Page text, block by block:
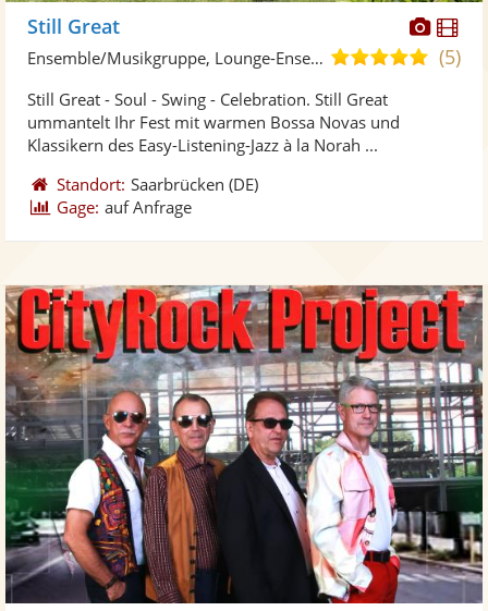
Still Great
5,0(5)
Ensemble/Musikgruppe, Lounge-Ensemble • Live-Musiker
Still Great - Soul - Swing - Celebration. Still Great
ummantelt Ihr Fest mit warmen Bossa Novas und
Klassikern des Easy-Listening-Jazz à la Norah ...
Standort: Saarbrücken (DE)
Gage: auf Anfrage